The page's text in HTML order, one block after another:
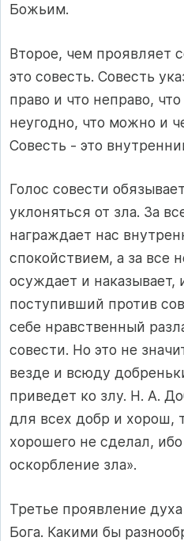
Божьим.
Второе, чем проявляет
это совесть. Совесть
право и что неправо,
неугодно, что можно и
Совесть - это
Голос совести
уклоняться от зла. За
награждает нас
спокойствием, а за все
осуждает и наказывает,
поступивший против
себе нравственный
совести. Но это не
везде и всюду
приведет ко злу. Н. А.
для всех добр и хорош,
хорошего не сделал,
оскорбление зла».
Третье проявление
Бога. Какими бы